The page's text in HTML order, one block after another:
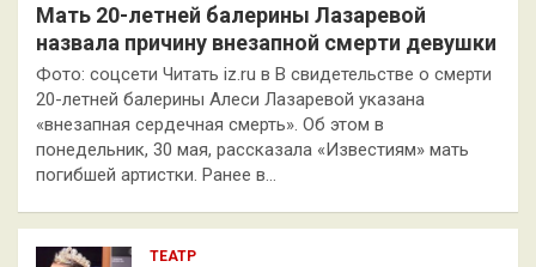
Мать 20-летней балерины Лазаревой
назвала причину внезапной смерти девушки
Фото: соцсети Читать iz.ru в В свидетельстве о смерти
20-летней балерины Алеси Лазаревой указана
«внезапная сердечная смерть». Об этом в
понедельник, 30 мая, рассказала «Известиям» мать
погибшей артистки. Ранее в…
ТЕАТР